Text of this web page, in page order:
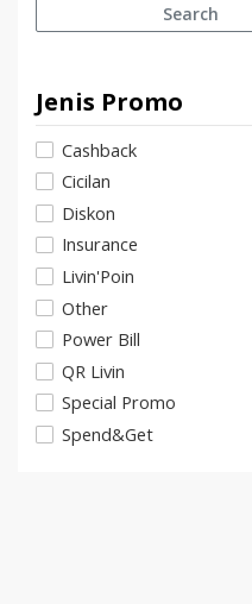
Search
Jenis Promo
Cashback
Cicilan
Diskon
Insurance
Livin'Poin
Other
Power Bill
QR Livin
Special Promo
Spend&Get